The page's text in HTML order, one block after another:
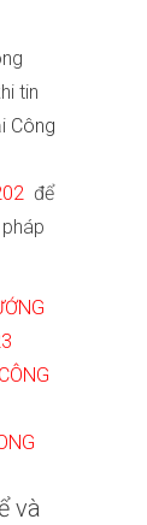
tin
Công
để
và